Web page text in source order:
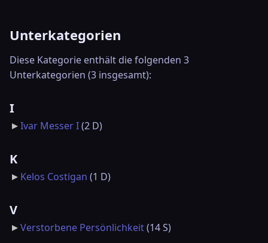
Unterkategorien
Diese Kategorie enthält die folgenden 3
Unterkategorien (3 insgesamt):
I
Ivar Messer I(2 D)
K
Kelos Costigan (1 D)
V
Verstorbene Persönlichkeit(14 S)